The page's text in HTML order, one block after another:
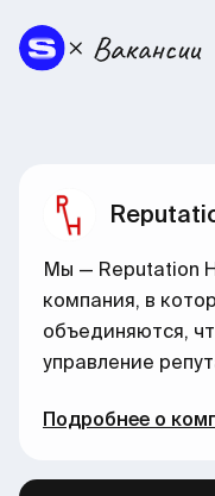
Мы — Reputation
компания, в
объединяются,
управление
Подробнее о